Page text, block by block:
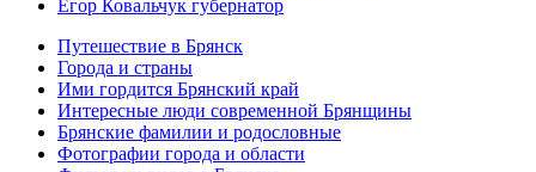
Егор Ковальчук губернатор
Путешествие в Брянск
Города и страны
Ими гордится Брянский край
Интересные люди современной Брянщины
Брянские фамилии и родословные
Фотографии города и области